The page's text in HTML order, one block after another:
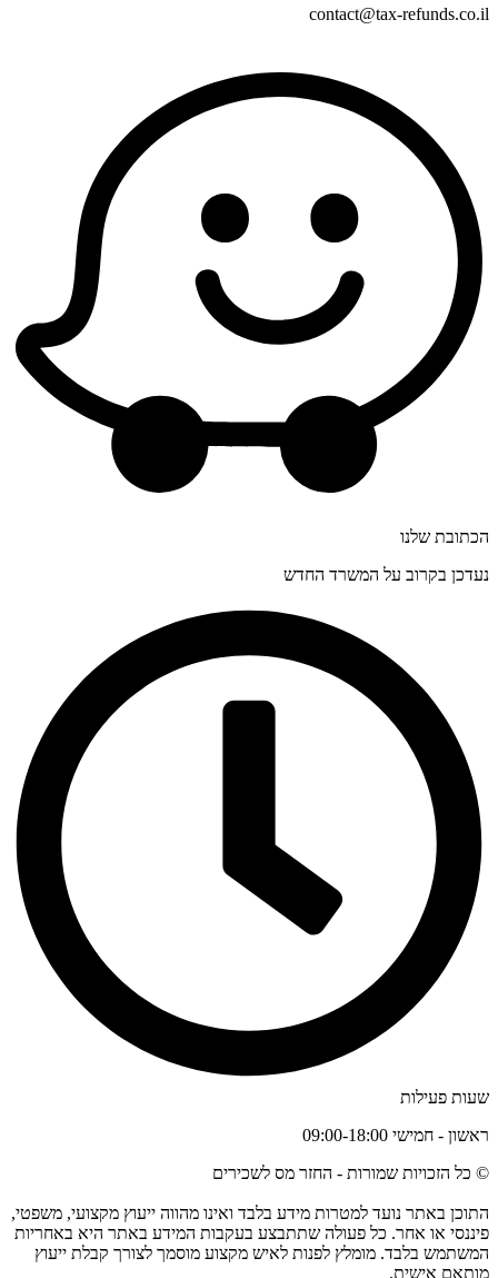
contact@tax-refunds.co.il
הכתובת שלנו
נעדכן בקרוב על המשרד החדש
שעות פעילות
ראשון - חמישי 09:00-18:00
© כל הזכויות שמורות - החזר מס לשכירים
התוכן באתר נועד למטרות מידע בלבד ואינו מהווה ייעוץ מקצועי, משפטי,
פיננסי או אחר. כל פעולה שתתבצע בעקבות המידע באתר היא באחריות
המשתמש בלבד. מומלץ לפנות לאיש מקצוע מוסמך לצורך קבלת ייעוץ
מותאם אישית.